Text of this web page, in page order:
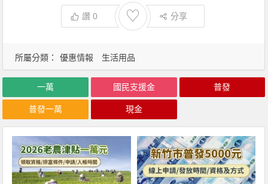
讚0 ♡ 分享
所屬分類： 優惠情報 生活用品
一萬 國民支援金 普發
普發一萬 現金